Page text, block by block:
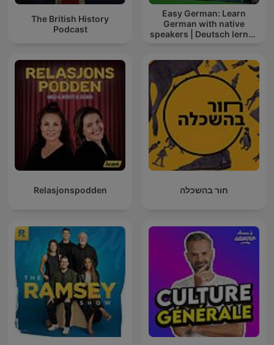
The British History
Podcast
Easy German: Learn
German with native
speakers | Deutsch lernen
Relasjonspodden חור בהשכלה